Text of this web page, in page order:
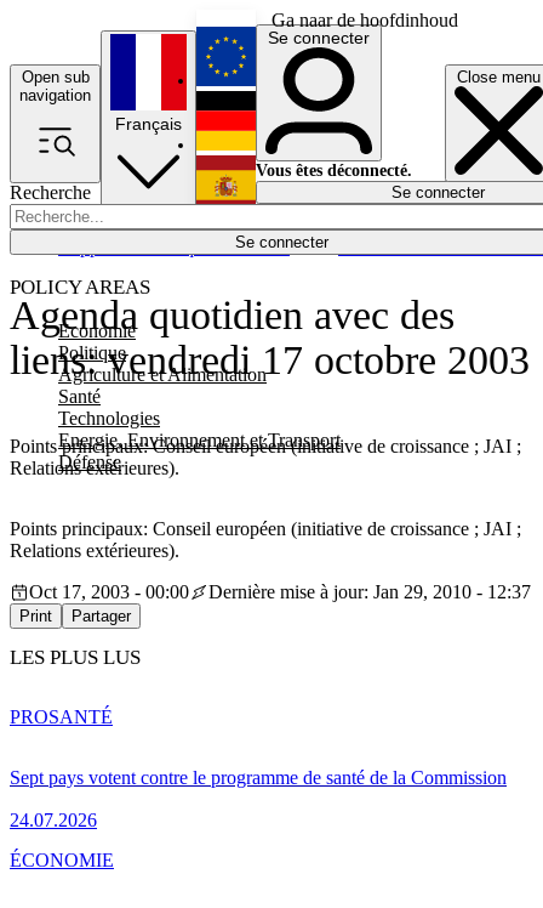
Ga naar de hoofdinhoud
Open sub
navigation
Close menu
Recherche
Se connecter
POLICY AREAS
Economie
Politique
Agriculture et Alimentation
Santé
Technologies
Energie, Environnement et Transport
Défense
Économie
Français
English
Deutsch
Español
Se connecter
Vous êtes déconnecté.
Se connecter
Agenda quotidien avec des
liens: vendredi 17 octobre 2003
Points principaux: Conseil européen (initiative de croissance ; JAI ;
Relations extérieures).
Points principaux: Conseil européen (initiative de croissance ; JAI ;
Relations extérieures).
Oct 17, 2003 - 00:00
Dernière mise à jour: Jan 29, 2010 - 12:37
Print Partager
LES PLUS LUS
Sept pays votent contre le programme de santé de la Commission
24.07.2026
PROSANTÉ
ÉCONOMIE